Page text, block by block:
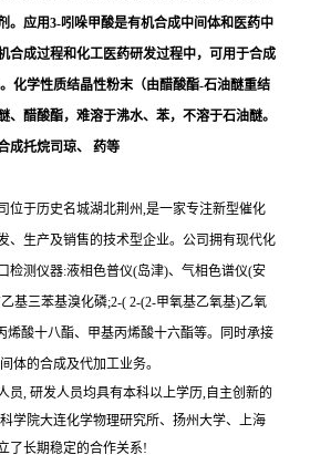
。应用3-吲哚甲酸是有机合成中间体和医药中
合成过程和化工医药研发过程中，可用于合成
化学性质结晶性粉末（由醋酸酯-石油醚重结
、醋酸酯，难溶于沸水、苯，不溶于石油醚。
成托烷司琼、 药等
位于历史名城湖北荆州,是一家专注新型催化
、生产及销售的技术型企业。公司拥有现代化
检测仪器:液相色普仪(岛津)、气相色谱仪(安
基三苯基溴化磷;2-( 2-(2-甲氧基乙氧基)乙氧
烯酸十八酯、甲基丙烯酸十六酯等。同时承接
体的合成及代加工业务。
员, 研发人员均具有本科以上学历,自主创新的
学院大连化学物理研究所、扬州大学、上海
了长期稳定的合作关系!